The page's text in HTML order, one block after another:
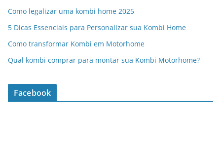
Como legalizar uma kombi home 2025
5 Dicas Essenciais para Personalizar sua Kombi Home
Como transformar Kombi em Motorhome
Qual kombi comprar para montar sua Kombi Motorhome?
Facebook